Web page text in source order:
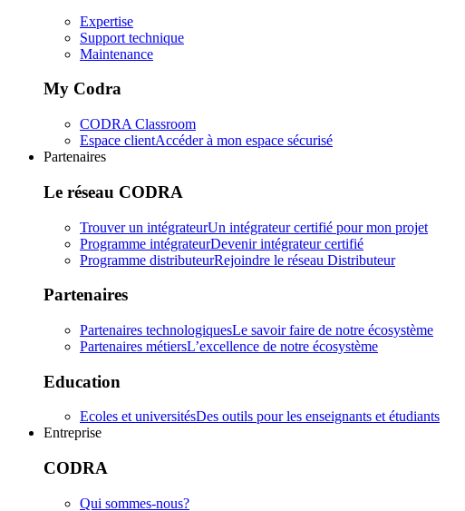
Expertise
Support technique
Maintenance
My Codra
CODRA Classroom
Espace clientAccéder à mon espace sécurisé
Partenaires
Le réseau CODRA
Trouver un intégrateurUn intégrateur certifié pour mon projet
Programme intégrateurDevenir intégrateur certifié
Programme distributeurRejoindre le réseau Distributeur
Partenaires
Partenaires technologiquesLe savoir faire de notre écosystème
Partenaires métiersL’excellence de notre écosystème
Education
Ecoles et universitésDes outils pour les enseignants et étudiants
Entreprise
CODRA
Qui sommes-nous?